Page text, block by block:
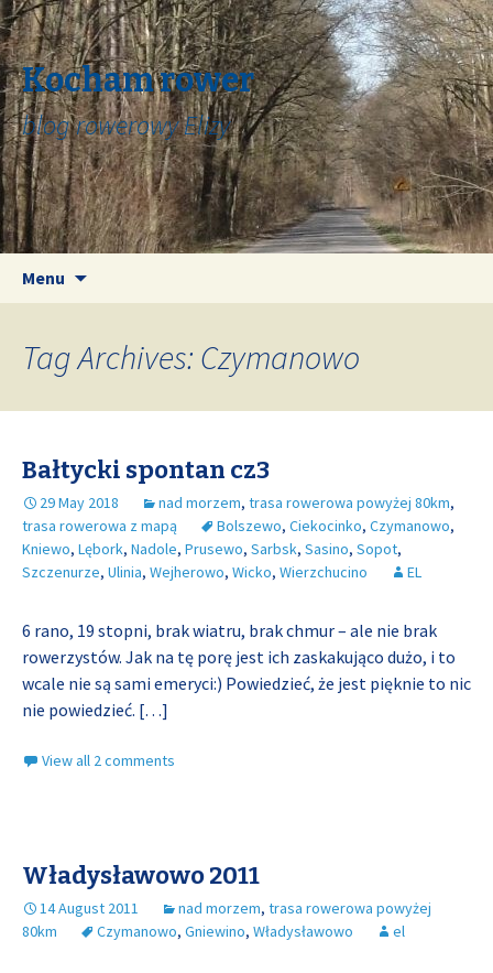
Kocham rower
blog rowerowy Elizy
Menu
Tag Archives: Czymanowo
Bałtycki spontan cz3
29 May 2018 nad morzem, trasa rowerowa powyżej 80km,
trasa rowerowa z mapą
Bolszewo, Ciekocinko, Czymanowo,
Kniewo, Lębork, Nadole, Prusewo, Sarbsk, Sasino, Sopot,
Szczenurze, Ulinia, Wejherowo, Wicko, Wierzchucino EL
6 rano, 19 stopni, brak wiatru, brak chmur – ale nie brak
rowerzystów. Jak na tę porę jest ich zaskakująco dużo, i to
wcale nie są sami emeryci:) Powiedzieć, że jest pięknie to nic
nie powiedzieć. […]
View all 2 comments
Władysławowo 2011
14 August 2011 nad morzem, trasa rowerowa powyżej
80km
Czymanowo, Gniewino, Władysławowo el